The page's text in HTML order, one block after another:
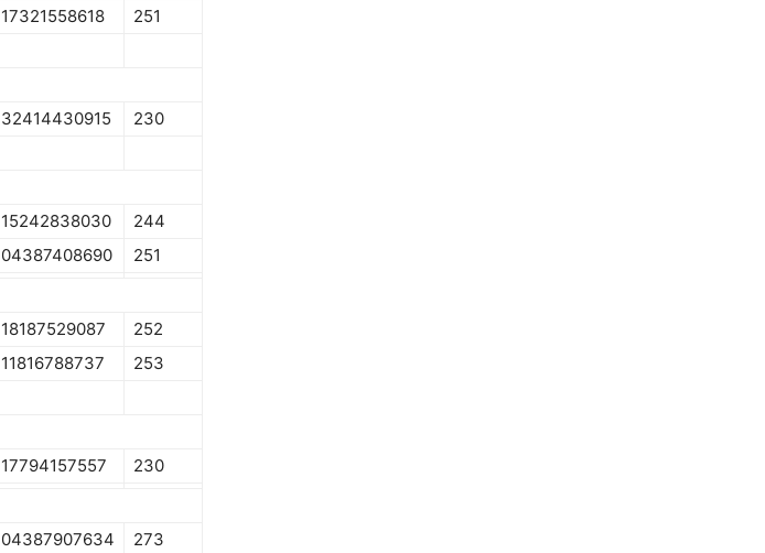
17321558618 251
32414430915 230
15242838030
244
04387408690
251
18187529087
252
11816788737 253
17794157557
230
04387907634 273